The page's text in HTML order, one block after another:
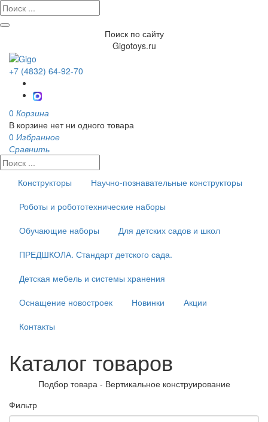
Поиск по сайту
Gigotoys.ru
+7 (4832) 64-92-70
0 Корзина
В корзине нет ни одного товара
0 Избранное
Сравнить
Конструкторы
Научно-познавательные конструкторы
Роботы и робототехнические наборы
Обучающие наборы
Для детских садов и школ
ПРЕДШКОЛА. Стандарт детского сада.
Детская мебель и системы хранения
Оснащение новостроек
Новинки
Акции
Контакты
Каталог товаров
Подбор товара - Вертикальное конструирование
Фильтр